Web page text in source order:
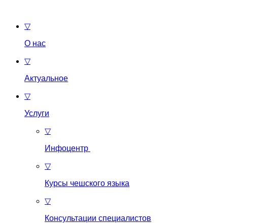
▽
О нас
▽
Актуальное
▽
Услуги
▽
Инфоцентр
▽
Курсы чешского языка
▽
Консультации специалистов